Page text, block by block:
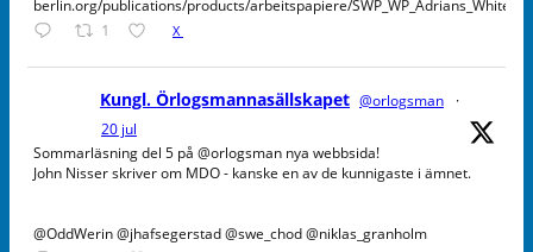
berlin.org/publications/products/arbeitspapiere/
1 X
Kungl. Örlogsmannasällskapet @orlogsman
·
20 jul
Sommarläsning del 5 på @orlogsman nya webbsida!
John Nisser skriver om MDO - kanske en av de kunnigaste i ämnet.
@OddWerin @jhafsegerstad @swe_chod @niklas_granholm